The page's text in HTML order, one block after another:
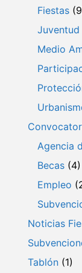
Fiestas
Juventud
Medio
Agencia
Becas (4)
Empleo
Noticias
Tablón (1)